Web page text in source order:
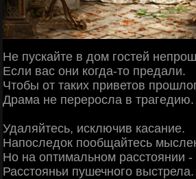
Не пускайте в дом гостей
Если вас они когда-то предали.
Чтобы от таких приветов
Драма не переросла в трагедию.
Удаляйтесь, исключив касание.
Напоследок пообщайтесь
Но на оптимальном расстоянии -
Расстояньи пушечного выстрела.